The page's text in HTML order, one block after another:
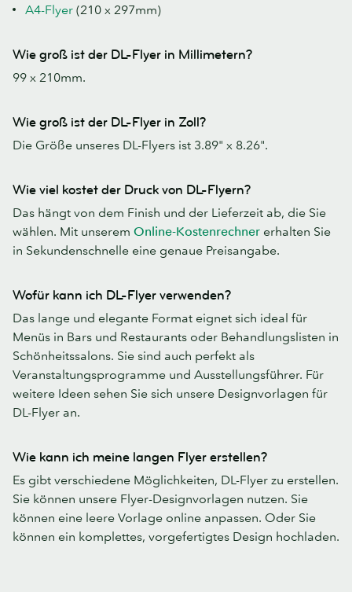
A4-Flyer (210 x 297mm)
Wie groß ist der DL-Flyer in Millimetern?
99 x 210mm.
Wie groß ist der DL-Flyer in Zoll?
Die Größe unseres DL-Flyers ist 3.89" x 8.26".
Wie viel kostet der Druck von DL-Flyern?
Das hängt von dem Finish und der Lieferzeit ab, die Sie
wählen. Mit unserem Online-Kostenrechner erhalten Sie
in Sekundenschnelle eine genaue Preisangabe.
Wofür kann ich DL-Flyer verwenden?
Das lange und elegante Format eignet sich ideal für
Menüs in Bars und Restaurants oder Behandlungslisten in
Schönheitssalons. Sie sind auch perfekt als
Veranstaltungsprogramme und Ausstellungsführer. Für
weitere Ideen sehen Sie sich unsere Designvorlagen für
DL-Flyer an.
Wie kann ich meine langen Flyer erstellen?
Es gibt verschiedene Möglichkeiten, DL-Flyer zu erstellen.
Sie können unsere Flyer-Designvorlagen nutzen. Sie
können eine leere Vorlage online anpassen. Oder Sie
können ein komplettes, vorgefertigtes Design hochladen.